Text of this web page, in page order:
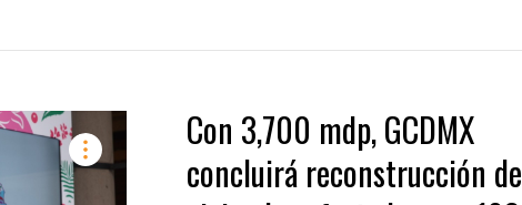
Con 3,700 mdp, GCDMX
concluirá reconstrucción de